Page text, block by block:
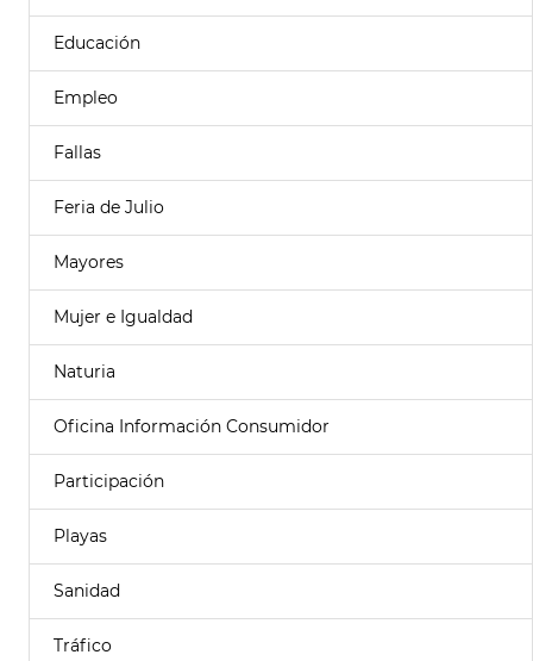
Educación
Empleo
Fallas
Feria de Julio
Mayores
Mujer e Igualdad
Naturia
Oficina Información Consumidor
Participación
Playas
Sanidad
Tráfico